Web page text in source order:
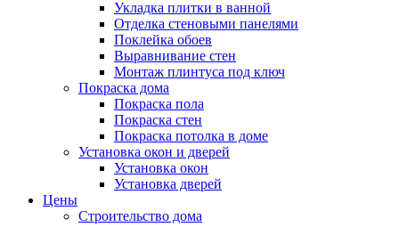
Укладка плитки в ванной
Отделка стеновыми панелями
Поклейка обоев
Выравнивание стен
Монтаж плинтуса под ключ
Покраска дома
Покраска пола
Покраска стен
Покраска потолка в доме
Установка окон и дверей
Установка окон
Установка дверей
Цены
Строительство дома